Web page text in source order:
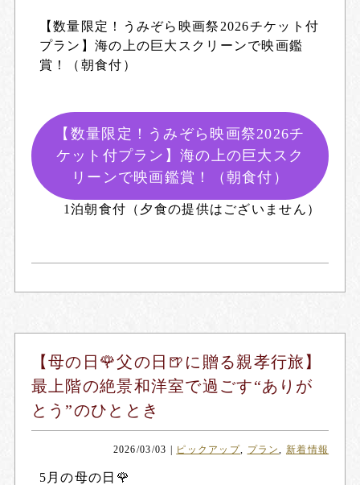
【数量限定！うみぞら映画祭2026チケット付
プラン】海の上の巨大スクリーンで映画鑑
賞！（朝食付）
【数量限定！うみぞら映画祭2026チ
ケット付プラン】海の上の巨大スク
リーンで映画鑑賞！（朝食付）
1泊朝食付（夕食の提供はございません）
【母の日🌹父の日🍺に贈る親孝行旅】
最上階の絶景和洋室で過ごす“ありが
とう”のひととき
2026/03/03 ピックアップ, プラン, 新着情報
5月の母の日🌹